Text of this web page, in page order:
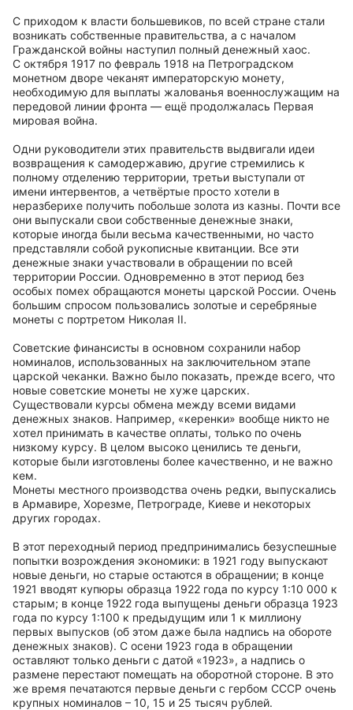
С приходом к власти большевиков, по всей стране стали
возникать собственные правительства, а с началом
Гражданской войны наступил полный денежный хаос.
С октября 1917 по февраль 1918 на Петроградском
монетном дворе чеканят императорскую монету,
необходимую для выплаты жалованья военнослужащим на
передовой линии фронта — ещё продолжалась Первая
мировая война.
Одни руководители этих правительств выдвигали идеи
возвращения к самодержавию, другие стремились к
полному отделению территории, третьи выступали от
имени интервентов, а четвёртые просто хотели в
неразберихе получить побольше золота из казны. Почти все
они выпускали свои собственные денежные знаки,
которые иногда были весьма качественными, но часто
представляли собой рукописные квитанции. Все эти
денежные знаки участвовали в обращении по всей
территории России. Одновременно в этот период без
особых помех обращаются монеты царской России. Очень
большим спросом пользовались золотые и серебряные
монеты с портретом Николая II.
Советские финансисты в основном сохранили набор
номиналов, использованных на заключительном этапе
царской чеканки. Важно было показать, прежде всего, что
новые советские монеты не хуже царских.
Существовали курсы обмена между всеми видами
денежных знаков. Например, «керенки» вообще никто не
хотел принимать в качестве оплаты, только по очень
низкому курсу. В целом высоко ценились те деньги,
которые были изготовлены более качественно, и не важно
кем.
Монеты местного производства очень редки, выпускались
в Армавире, Хорезме, Петрограде, Киеве и некоторых
других городах.
В этот переходный период предпринимались безуспешные
попытки возрождения экономики: в 1921 году выпускают
новые деньги, но старые остаются в обращении; в конце
1921 вводят купюры образца 1922 года по курсу 1:10 000 к
старым; в конце 1922 года выпущены деньги образца 1923
года по курсу 1:100 к предыдущим или 1 к миллиону
первых выпусков (об этом даже была надпись на обороте
денежных знаков). С осени 1923 года в обращении
оставляют только деньги с датой «1923», а надпись о
размене перестают помещать на оборотной стороне. В это
же время печатаются первые деньги с гербом СССР очень
крупных номиналов – 10, 15 и 25 тысяч рублей.